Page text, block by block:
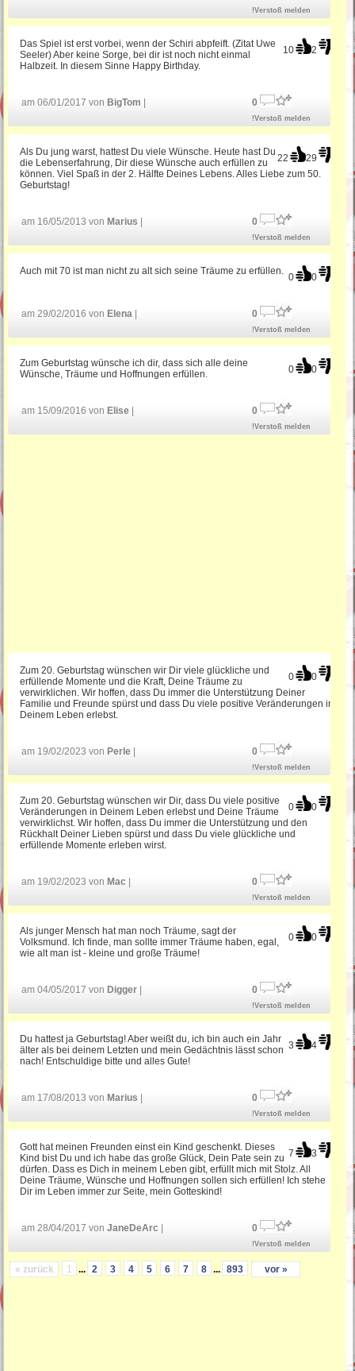
!Verstoß melden
10 2
Das Spiel ist erst vorbei, wenn der Schiri abpfeift. (Zitat Uwe
Seeler) Aber keine Sorge, bei dir ist noch nicht einmal
Halbzeit. In diesem Sinne Happy Birthday.
am 06/01/2017 von BigTom 0
!Verstoß melden
22 29
Als Du jung warst, hattest Du viele Wünsche. Heute hast Du
die Lebenserfahrung, Dir diese Wünsche auch erfüllen zu
können. Viel Spaß in der 2. Hälfte Deines Lebens. Alles Liebe zum 50.
Geburtstag!
am 16/05/2013 von Marius 0
!Verstoß melden
0 0
Auch mit 70 ist man nicht zu alt sich seine Träume zu erfüllen.
am 29/02/2016 von Elena 0
!Verstoß melden
0 0
Zum Geburtstag wünsche ich dir, dass sich alle deine
Wünsche, Träume und Hoffnungen erfüllen.
am 15/09/2016 von Elise 0
!Verstoß melden
0 0
Zum 20. Geburtstag wünschen wir Dir viele glückliche und
erfüllende Momente und die Kraft, Deine Träume zu
verwirklichen. Wir hoffen, dass Du immer die Unterstützung Deiner
Familie und Freunde spürst und dass Du viele positive Veränderungen in
Deinem Leben erlebst.
am 19/02/2023 von Perle 0
!Verstoß melden
0 0
Zum 20. Geburtstag wünschen wir Dir, dass Du viele positive
Veränderungen in Deinem Leben erlebst und Deine Träume
verwirklichst. Wir hoffen, dass Du immer die Unterstützung und den
Rückhalt Deiner Lieben spürst und dass Du viele glückliche und
erfüllende Momente erleben wirst.
am 19/02/2023 von Mac 0
!Verstoß melden
0 0
Als junger Mensch hat man noch Träume, sagt der
Volksmund. Ich finde, man sollte immer Träume haben, egal,
wie alt man ist - kleine und große Träume!
am 04/05/2017 von Digger 0
!Verstoß melden
3 4
Du hattest ja Geburtstag! Aber weißt du, ich bin auch ein Jahr
älter als bei deinem Letzten und mein Gedächtnis lässt schon
nach! Entschuldige bitte und alles Gute!
am 17/08/2013 von Marius 0
!Verstoß melden
7 3
Gott hat meinen Freunden einst ein Kind geschenkt. Dieses
Kind bist Du und ich habe das große Glück, Dein Pate sein zu
dürfen. Dass es Dich in meinem Leben gibt, erfüllt mich mit Stolz. All
Deine Träume, Wünsche und Hoffnungen sollen sich erfüllen! Ich stehe
Dir im Leben immer zur Seite, mein Gotteskind!
am 28/04/2017 vonJaneDeArc 0
!Verstoß melden
« zurück 1 ... 2 3 4 5 6 7 8 ... 893 vor »